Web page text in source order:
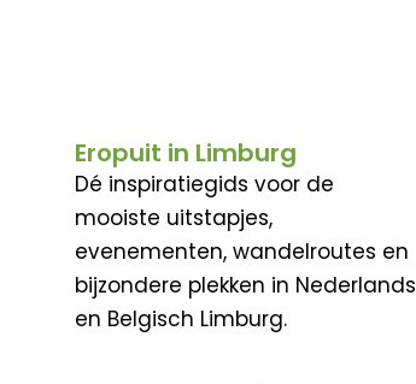
Eropuit in Limburg
Dé inspiratiegids voor de
mooiste uitstapjes,
evenementen, wandelroutes en
bijzondere plekken in Nederlands
en Belgisch Limburg.